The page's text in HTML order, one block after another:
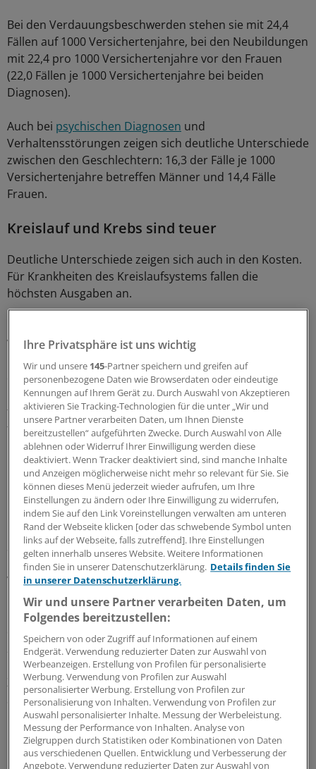
Bei den Verdauungsbeschwerden stehen sie mit 24,4
Fällen auf 1000 Versichertenjahre, bei den Neubildungen
mit 22,4 pro 1000 Versichertenjahre vor den Frauen
(22,0 Fällen je 1000 Versichertenjahre bei beiden
Diagnosen).
Auch bei psychischen Diagnosen und
Verhaltensstörungen zeigen sich deutliche Unterschiede
zwischen den Geschlechtern: 16,3 der Fälle je 1000
Versichertenjahre betreffen Männer und 14,4 Fälle
Frauen.
Kreislauf und Krebs sind teuer
Deutliche Unterschiede zeigen sich auch in den Kosten.
Für Krankheiten des Kreislaufsystems fallen die
höchsten Ausgaben an.
Versichertenjahre, für Frauen bei 126 Euro. Auch bei den
Krebsdiagnosen liegen die Ausgaben für die Behandlung
der Männer mit 116 Euro etwas höher als die der Frauen
mit 108 Euro je 1000 Versichertenjahre. Die Ausgaben
für psychische Erkrankungen und Verhaltensstörungen
folgen auf dem dritten Platz.
Hier dreht sich das Verhältnis der Geschlechter, denn
mit 83 Euro je 1000 Versichertenjahre ist demnach die
Behandlung der Männer etwas günstiger als die der
Frauen (94 Euro je 1000 Versichertenjahre).
Studienautorin Eva Maria Bitzer, Professorin an der
Pädagogischen Hochschule Freiburg, verwies bei der
Vorstellung der Daten in Berlin darauf, dass psychische
Diagnosen der häufigste Grund für eine lange stationäre
Behandlung sind. Betroffene Männer verbringen
deswegen im Durchschnitt 19,5 Tage, betroffene Frauen
25,5 Tage in einer Klinik.
Zum Vergleich: Bei Ernährungs- und
Stoffwechselkrankheiten bleiben männliche Patienten
im Durchschnitt 8,5 Tage, Patientinnen 6,8 Tage in einer
Klinik.
Ihre Privatsphäre ist uns wichtig
Wir und unsere 145-Partner speichern und greifen auf
personenbezogene Daten wie Browserdaten oder eindeutige
Kennungen auf Ihrem Gerät zu. Durch Auswahl von Akzeptieren
aktivieren Sie Tracking-Technologien für die unter „Wir und
unsere Partner verarbeiten Daten, um Ihnen Dienste
bereitzustellen“ aufgeführten Zwecke. Durch Auswahl von Alle
ablehnen oder Widerruf Ihrer Einwilligung werden diese
deaktiviert. Wenn Tracker deaktiviert sind, sind manche Inhalte
und Anzeigen möglicherweise nicht mehr so relevant für Sie. Sie
können dieses Menü jederzeit wieder aufrufen, um Ihre
Einstellungen zu ändern oder Ihre Einwilligung zu widerrufen,
indem Sie auf den Link Voreinstellungen verwalten am unteren
Rand der Webseite klicken [oder das schwebende Symbol unten
links auf der Webseite, falls zutreffend]. Ihre Einstellungen
gelten innerhalb unseres Website. Weitere Informationen
finden Sie in unserer Datenschutzerklärung. Details finden Sie
in unserer Datenschutzerklärung.
Wir und unsere Partner verarbeiten Daten, um
Folgendes bereitzustellen:
Speichern von oder Zugriff auf Informationen auf einem
Endgerät. Verwendung reduzierter Daten zur Auswahl von
Werbeanzeigen. Erstellung von Profilen für personalisierte
Werbung. Verwendung von Profilen zur Auswahl
personalisierter Werbung. Erstellung von Profilen zur
Personalisierung von Inhalten. Verwendung von Profilen zur
Auswahl personalisierter Inhalte. Messung der Werbeleistung.
Messung der Performance von Inhalten. Analyse von
Zielgruppen durch Statistiken oder Kombinationen von Daten
aus verschiedenen Quellen. Entwicklung und Verbesserung der
Angebote. Verwendung reduzierter Daten zur Auswahl von